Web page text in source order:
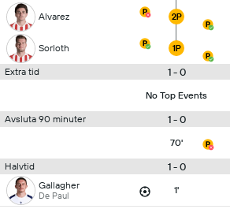
Alvarez 2P
Sorloth 1P
Extra tid 1 - 0
No Top Events
Avsluta 90 minuter 1 - 0
70'
Halvtid 1 - 0
Gallagher
De Paul 1'